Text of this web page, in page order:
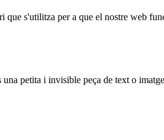
que s'utilitza per a que el nostre web
petita i invisible peça de text o